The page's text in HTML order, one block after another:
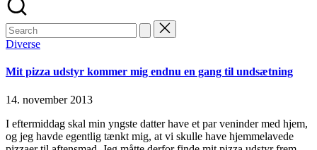
Search
for:
Posted
Diverse
Mit pizza udstyr kommer mig endnu en gang til undsætning
14. november 2013
I eftermiddag skal min yngste datter have et par veninder med hjem,
og jeg havde egentlig tænkt mig, at vi skulle have hjemmelavede